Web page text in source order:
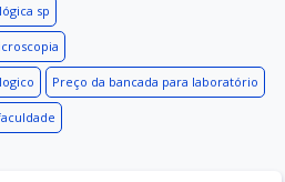
sp
Preço da bancada para laboratório